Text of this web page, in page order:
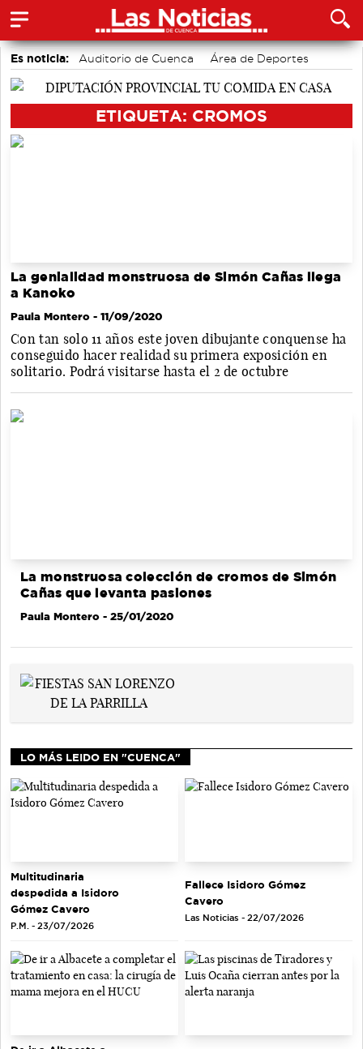
Es noticia: Auditorio de Cuenca
Área de Deportes
Bádminton
Actividades culturales en Cuenca
ETIQUETA: CROMOS
La genialidad monstruosa de Simón Cañas llega
a Kanoko
Paula Montero - 11/09/2020
Con tan solo 11 años este joven dibujante conquense ha
conseguido hacer realidad su primera exposición en
solitario. Podrá visitarse hasta el 2 de octubre
La monstruosa colección de cromos de Simón
Cañas que levanta pasiones
Paula Montero - 25/01/2020
LO MÁS LEIDO EN "CUENCA"
Multitudinaria
despedida a Isidoro
Gómez Cavero
P.M. - 23/07/2026
Fallece Isidoro Gómez
Cavero
Las Noticias - 22/07/2026